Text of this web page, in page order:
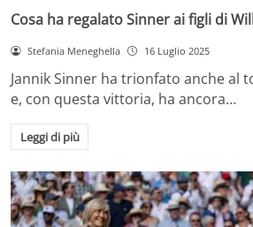
Cosa ha regalato Sinner ai figli di
Stefania Meneghella 16 Luglio 2025
Jannik Sinner ha trionfato anche al
e, con questa vittoria, ha ancora…
Leggi di più